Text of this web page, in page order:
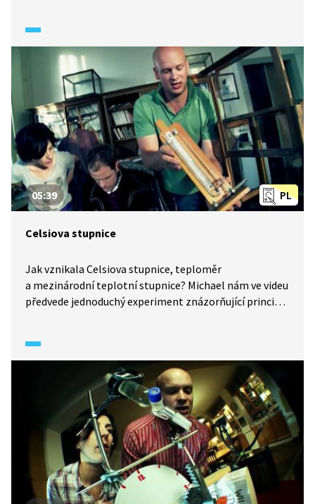
PL
05:39
Celsiova stupnice
Jak vznikala Celsiova stupnice, teploměr
a mezinárodní teplotní stupnice? Michael nám ve videu
předvede jednoduchý experiment znázorňující princip